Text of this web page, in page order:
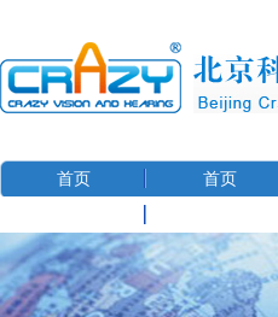
首页 首页